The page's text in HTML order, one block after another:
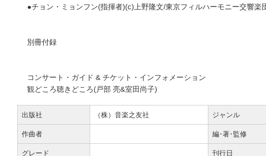
●チョン・ミョンフン(指揮者)(c)上野隆文/東京フィルハーモニー交響楽
別冊付録
コンサート・ガイド & チケット・インフォメーション
観どころ聴きどころ(戸部 亮&室田尚子)
出版社 （株）音楽之友社 ジャンル
作曲者 編･著･監修
グレード 刊行日